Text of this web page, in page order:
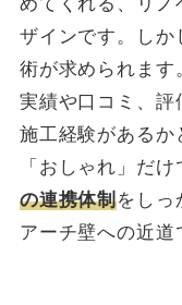
ザインです。しか
術が求められます
実績や口コミ、評
施工経験があるか
「おしゃれ」だけ
の連携体制をしっ
アーチ壁への近道